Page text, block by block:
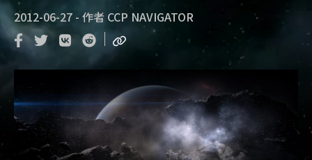
2012-06-27 - 作者 CCP NAVIGATOR